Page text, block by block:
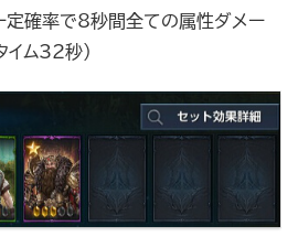
定確率で8秒間全ての属性ダメー
イム32秒）